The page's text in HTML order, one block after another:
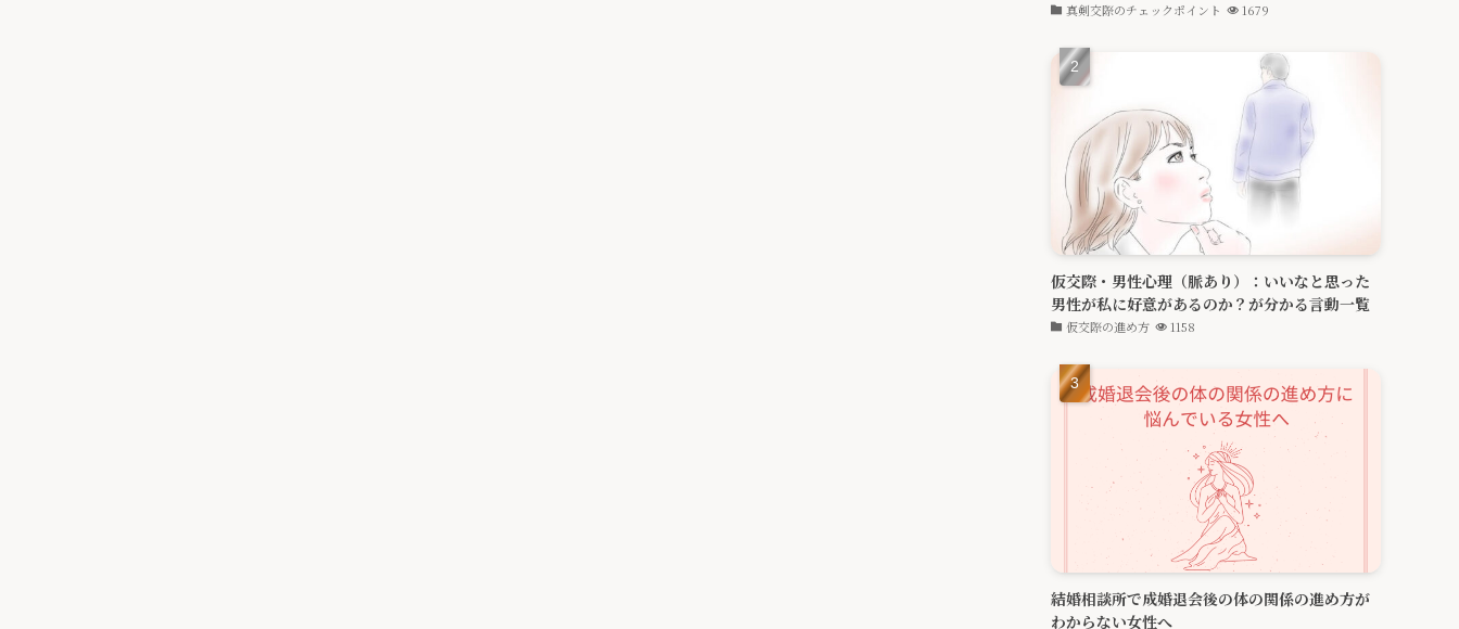
真剣交際のチェックポイント 1679
仮交際・男性心理（脈あり）：いいなと思った
男性が私に好意があるのか？が分かる言動一覧
仮交際の進め方 1158
結婚相談所で成婚退会後の体の関係の進め方が
わからない女性へ